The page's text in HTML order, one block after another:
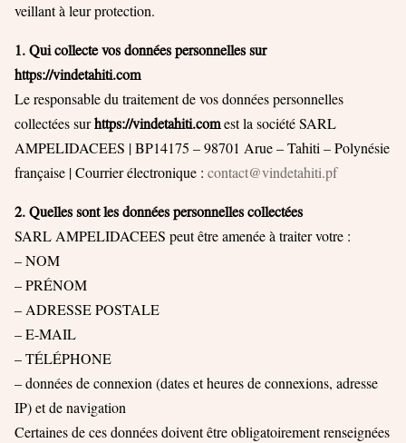
veillant à leur protection.
1. Qui collecte vos données personnelles sur
https://vindetahiti.com
Le responsable du traitement de vos données personnelles
collectées surhttps://vindetahiti.comest la société SARL
AMPELIDACEES | BP14175 – 98701 Arue – Tahiti – Polynésie
française | Courrier électronique : contact@vindetahiti.pf
2. Quelles sont les données personnelles collectées
SARL AMPELIDACEES peut être amenée à traiter votre :
– NOM
– PRÉNOM
– ADRESSE POSTALE
– E-MAIL
– TÉLÉPHONE
– données de connexion (dates et heures de connexions, adresse
IP) et de navigation
Certaines de ces données doivent être obligatoirement renseignées